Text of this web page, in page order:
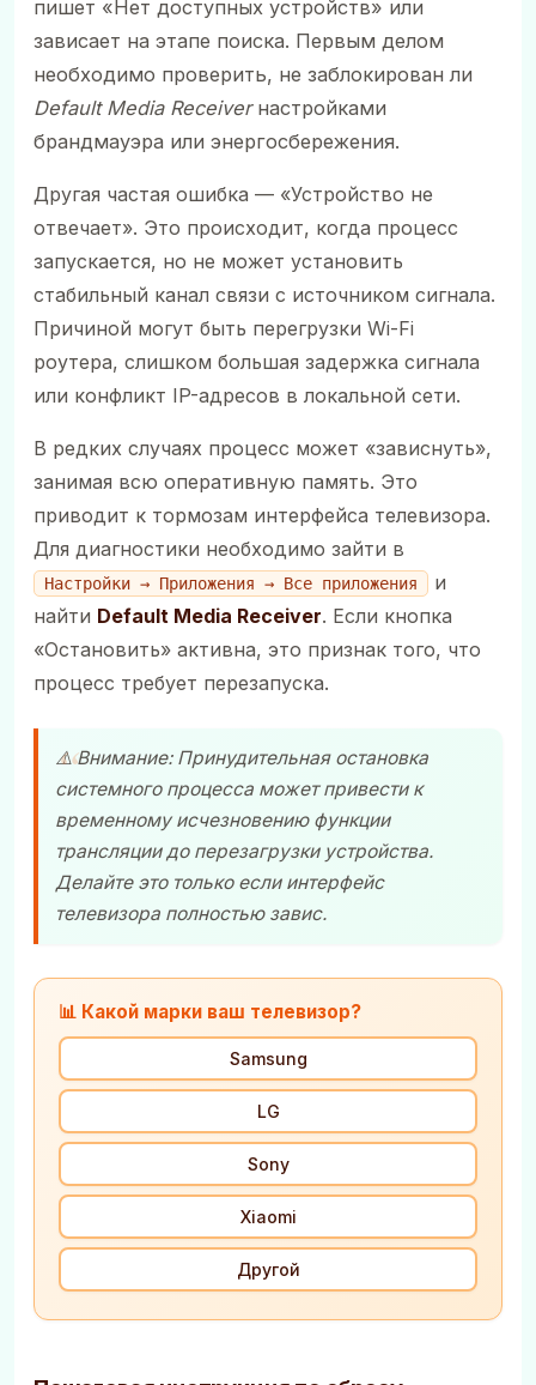
пишет «Нет доступных устройств» или
зависает на этапе поиска. Первым делом
необходимо проверить, не заблокирован ли
Default Media Receiverнастройками
брандмауэра или энергосбережения.
Другая частая ошибка — «Устройство не
отвечает». Это происходит, когда процесс
запускается, но не может установить
стабильный канал связи с источником сигнала.
Причиной могут быть перегрузки Wi-Fi
роутера, слишком большая задержка сигнала
или конфликт IP-адресов в локальной сети.
В редких случаях процесс может «зависнуть»,
занимая всю оперативную память. Это
приводит к тормозам интерфейса телевизора.
Для диагностики необходимо зайти в
Настройки → Приложения → Все приложения
и
найти Default Media Receiver. Если кнопка
«Остановить» активна, это признак того, что
процесс требует перезапуска.
⚠️ Внимание: Принудительная остановка
системного процесса может привести к
временному исчезновению функции
трансляции до перезагрузки устройства.
Делайте это только если интерфейс
телевизора полностью завис.
📊 Какой марки ваш телевизор?
Samsung
LG
Sony
Xiaomi
Другой